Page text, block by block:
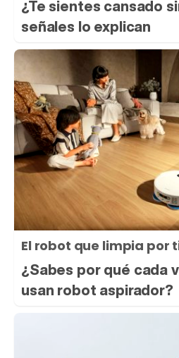
¿Te sientes cansado
señales lo explican
El robot que limpia por
¿Sabes por qué cada
usan robot aspirador?